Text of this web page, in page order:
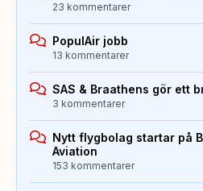
23 kommentarer
PopulAir jobb
13 kommentarer
SAS & Braathens gör ett
3 kommentarer
Nytt flygbolag startar på
Aviation
153 kommentarer